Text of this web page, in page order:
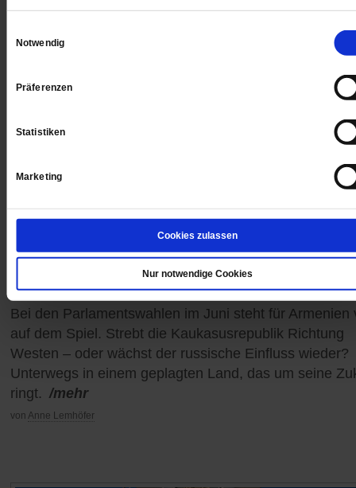
Notwendig
Präferenzen
Statistiken
Marketing
Cookies zulassen
Nur notwendige Cookies
Armenien
Im Land der brüchigen Brücken
Bei den Parlamentswahlen im Juni steht für Armenien
auf dem Spiel. Strebt die Kaukasusrepublik Richtung
Westen – oder wächst der russische Einfluss wieder?
Unterwegs in einem geplagten Land, das um seine
ringt. /mehr
von Anne Lemhöfer